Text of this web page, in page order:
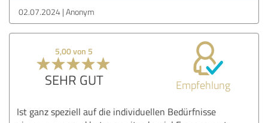
02.07.2024 Anonym
5,00 von 5
SEHR GUT Empfehlung
Ist ganz speziell auf die individuellen Bedürfnisse